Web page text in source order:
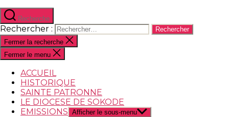
Recherche
Rechercher :
Fermer la recherche
Fermer le menu
ACCUEIL
HISTORIQUE
SAINTE PATRONNE
LE DIOCESE DE SOKODE
EMISSIONS Afficher le sous-menu